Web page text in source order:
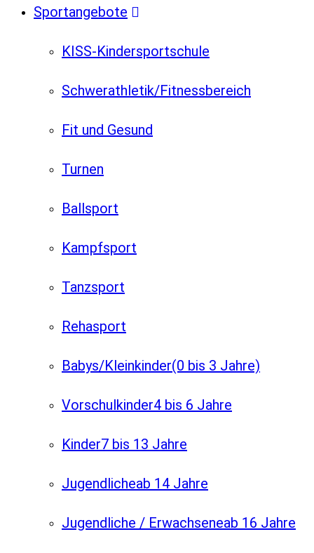
Sportangebote
KISS-Kindersportschule
Schwerathletik/Fitnessbereich
Fit und Gesund
Turnen
Ballsport
Kampfsport
Tanzsport
Rehasport
Babys/Kleinkinder(0 bis 3 Jahre)
Vorschulkinder4 bis 6 Jahre
Kinder7 bis 13 Jahre
Jugendlicheab 14 Jahre
Jugendliche / Erwachseneab 16 Jahre